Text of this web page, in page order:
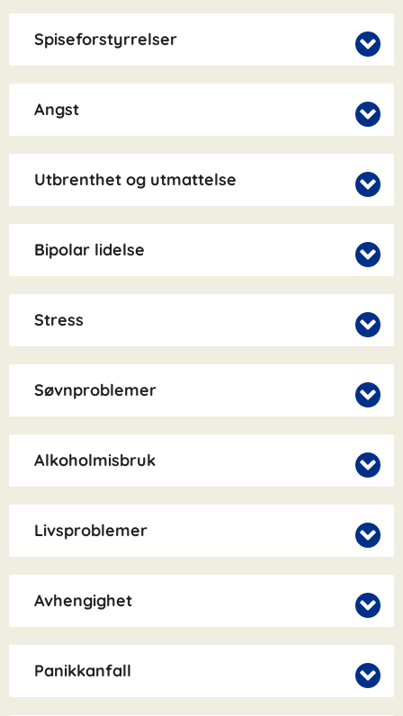
Spiseforstyrrelser
Angst
Utbrenthet og utmattelse
Bipolar lidelse
Stress
Søvnproblemer
Alkoholmisbruk
Livsproblemer
Avhengighet
Panikkanfall